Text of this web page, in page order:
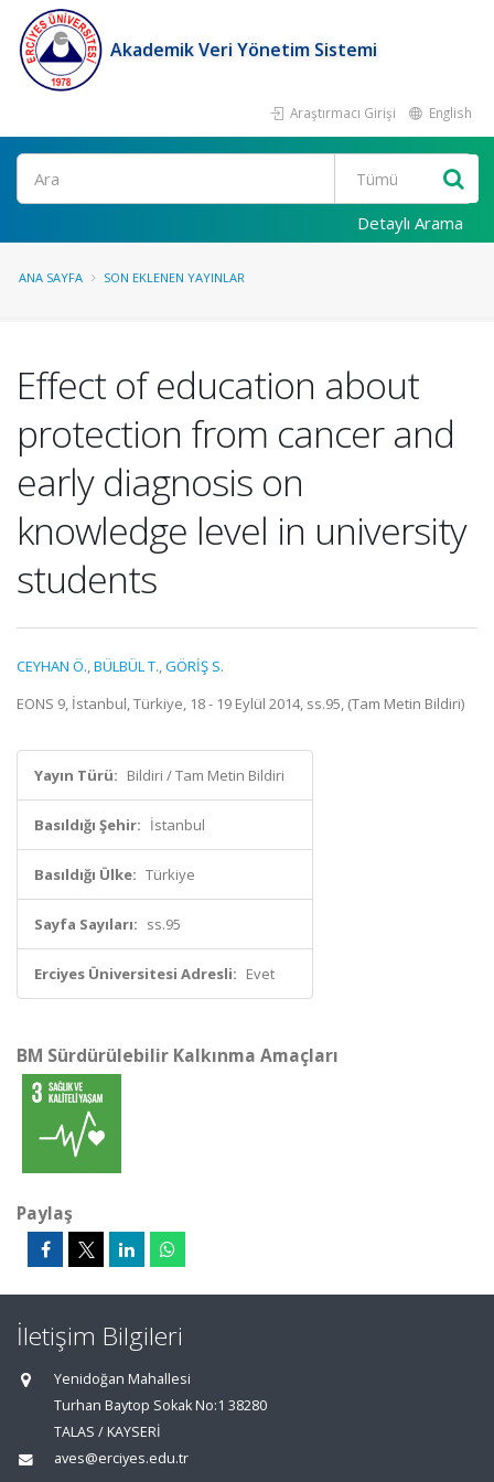
Akademik Veri Yönetim Sistemi
Araştırmacı Girişi English
Ara
Detaylı Arama
ANA SAYFA SON EKLENEN YAYINLAR
Effect of education about
protection from cancer and
early diagnosis on
knowledge level in university
students
CEYHAN Ö.,BÜLBÜL T.,GÖRİŞ S.
EONS 9, İstanbul, Türkiye, 18 - 19 Eylül 2014, ss.95, (Tam Metin Bildiri)
Yayın Türü: Bildiri / Tam Metin Bildiri
Basıldığı Şehir: İstanbul
Basıldığı Ülke: Türkiye
Sayfa Sayıları: ss.95
Erciyes Üniversitesi Adresli: Evet
BM Sürdürülebilir Kalkınma Amaçları
Paylaş
İletişim Bilgileri
Yenidoğan Mahallesi
Turhan Baytop Sokak No:1 38280
TALAS / KAYSERİ
aves@erciyes.edu.tr